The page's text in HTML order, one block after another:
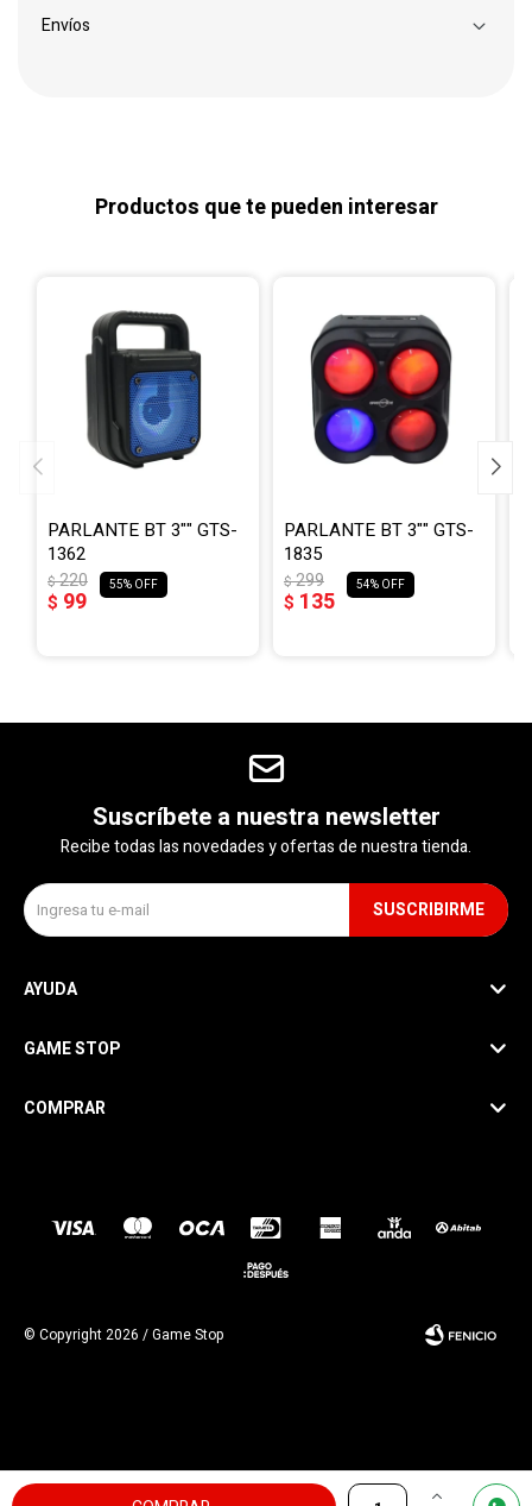

Por
consultas
Envíos
Productos que te pueden interesar
PARLANTE BT 3"" GTS-
1362
$ 99
$220 55
PARLANTE BT 3"" GTS-
1835
$ 135
$299 54
Suscríbete a nuestra newsletter
Recibe todas las novedades y ofertas de nuestra tienda.
SUSCRIBIRME
AYUDA
GAME STOP
COMPRAR
© Copyright 2026 / Game Stop
Fenicio